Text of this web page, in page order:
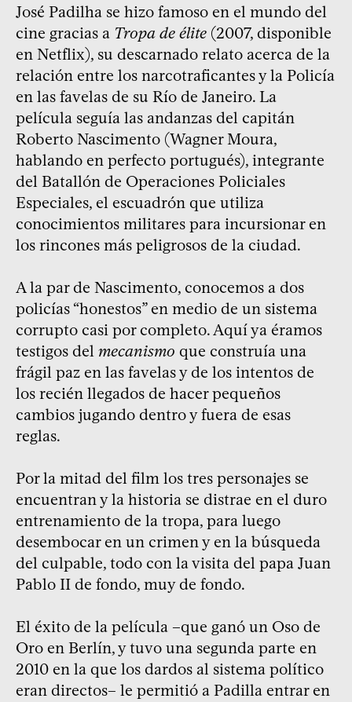
José Padilha se hizo famoso en el mundo del
cine gracias a Tropa de élite (2007, disponible
en Netflix), su descarnado relato acerca de la
relación entre los narcotraficantes y la Policía
en las favelas de su Río de Janeiro. La
película seguía las andanzas del capitán
Roberto Nascimento (Wagner Moura,
hablando en perfecto portugués), integrante
del Batallón de Operaciones Policiales
Especiales, el escuadrón que utiliza
conocimientos militares para incursionar en
los rincones más peligrosos de la ciudad.
A la par de Nascimento, conocemos a dos
policías “honestos” en medio de un sistema
corrupto casi por completo. Aquí ya éramos
testigos del mecanismo que construía una
frágil paz en las favelas y de los intentos de
los recién llegados de hacer pequeños
cambios jugando dentro y fuera de esas
reglas.
Por la mitad del film los tres personajes se
encuentran y la historia se distrae en el duro
entrenamiento de la tropa, para luego
desembocar en un crimen y en la búsqueda
del culpable, todo con la visita del papa Juan
Pablo II de fondo, muy de fondo.
El éxito de la película –que ganó un Oso de
Oro en Berlín, y tuvo una segunda parte en
2010 en la que los dardos al sistema político
eran directos– le permitió a Padilla entrar en